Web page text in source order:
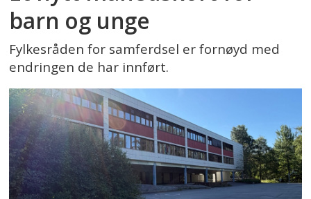
barn og unge
Fylkesråden for samferdsel er fornøyd med
endringen de har innført.